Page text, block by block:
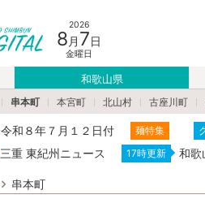
2026
8 月 7日
金曜日
和歌山県
串本町 本宮町 北山村 古座川町
和８年７月１２日付 麺特集
三重 東紀州ニュース 17時更新 和歌
串本町